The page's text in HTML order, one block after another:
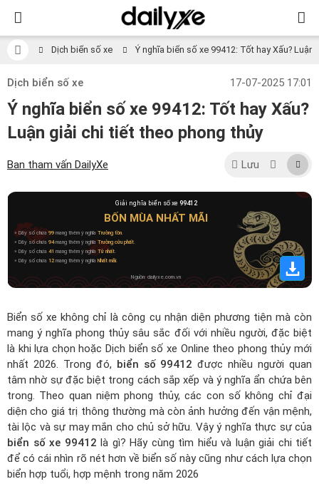
Dịch biển số xe Ý nghĩa biển số xe 99412: Tốt hay Xấu?
Dịch biển số xe 17-07-2025 17:01
Ý nghĩa biển số xe 99412: Tốt hay Xấu?
Luận giải chi tiết theo phong thủy
Ban tham vấn DailyXe Lưu
Giải nghĩa biển số xe 99412
BỐN MÙA NHẤT MÃI
» Dãy số chứa99 mang thêm ý nghĩa Trường tồn.
» Dãy số chứa 94mang thêm ý nghĩaTrường cửu phất.
» Dãy số chứa 41 mang thêm ý nghĩaTử nhất.
» Dãy số chứa 12 mang thêm ý nghĩa Nhất mãi.
Nguồn: dailyxe.com.vn
Biển số xe không chỉ là công cụ nhận diện phương tiện mà còn
mang ý nghĩa phong thủy sâu sắc đối với nhiều người, đặc biệt
là khi lựa chọn hoặcDịch biển số xe Online theo phong thủy mới
nhất 2026. Trong đó, biển số 99412 được nhiều người quan
tâm nhờ sự đặc biệt trong cách sắp xếp và ý nghĩa ẩn chứa bên
trong. Theo quan niệm phong thủy, các con số không chỉ đại
diện cho giá trị thông thường mà còn ảnh hưởng đến vận mệnh,
tài lộc và sự may mắn cho chủ sở hữu. Vậy ý nghĩa thực sự của
biển số xe 99412 là gì? Hãy cùng tìm hiểu và luận giải chi tiết
để có cái nhìn rõ nét hơn về biển số này cũng như cách lựa chọn
biển hợp tuổi, hợp mệnh trong năm 2026